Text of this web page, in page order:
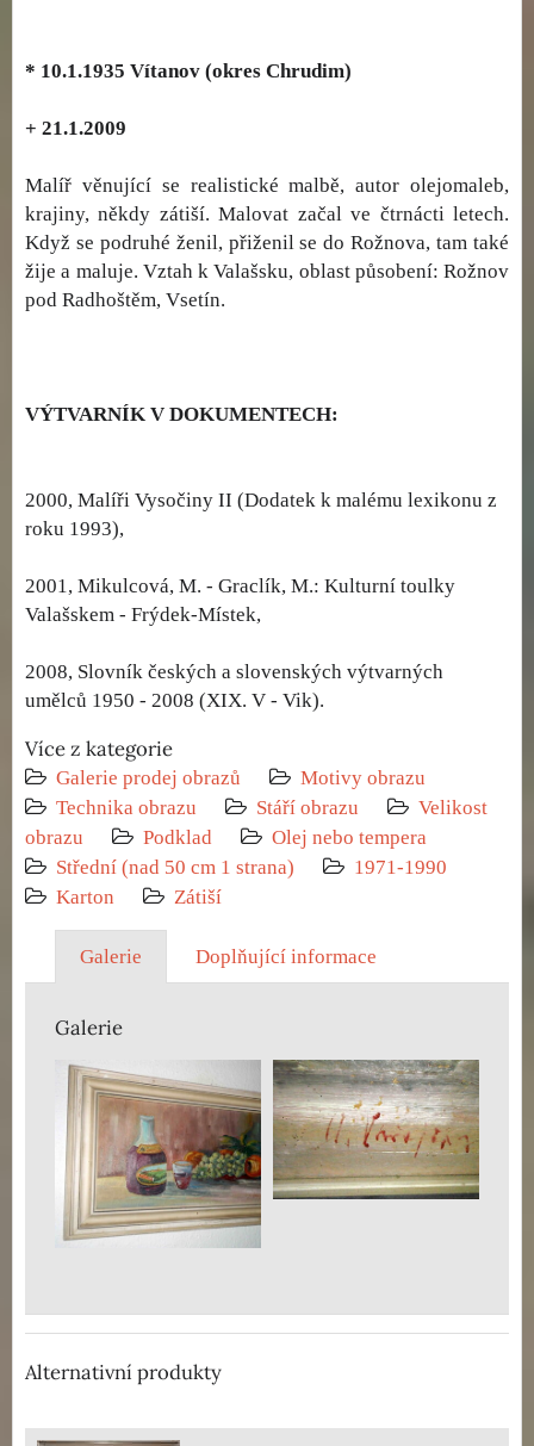
* 10.1.1935 Vítanov (okres Chrudim)
+ 21.1.2009
Malíř věnující se realistické malbě, autor olejomaleb,
krajiny, někdy zátiší. Malovat začal ve čtrnácti letech.
Když se podruhé ženil, přiženil se do Rožnova, tam také
žije a maluje. Vztah k Valašsku, oblast působení: Rožnov
pod Radhoštěm, Vsetín.
VÝTVARNÍK V DOKUMENTECH:
2000, Malíři Vysočiny II (Dodatek k malému lexikonu z
roku 1993),
2001, Mikulcová, M. - Graclík, M.: Kulturní toulky
Valašskem - Frýdek-Místek,
2008, Slovník českých a slovenských výtvarných
umělců 1950 - 2008 (XIX. V - Vik).
Více z kategorie
Galerie prodej obrazů
Motivy obrazu
Technika obrazu
Stáří obrazu
Velikost
obrazu
Podklad
Olej nebo tempera
Střední (nad 50 cm 1 strana)
1971-1990
Karton
Zátiší
Galerie Doplňující informace
Galerie
Alternativní produkty